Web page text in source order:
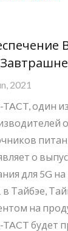
2021
TACT, один
о
для 5G
в Тайбэе,
на
будет